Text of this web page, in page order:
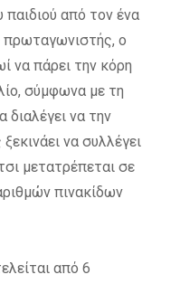
παιδιού από τον ένα
πρωταγωνιστής, ο
να πάρει την κόρη
σύμφωνα με τη
να την
να συλλέγει
μετατρέπεται σε
πινακίδων
από 6